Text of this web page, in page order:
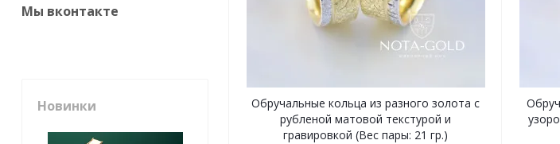
Обручальные кольца из разного золота с
рубленой матовой текстурой и
гравировкой (Вес пары: 21 гр.)
Мы вконтакте
Новинки